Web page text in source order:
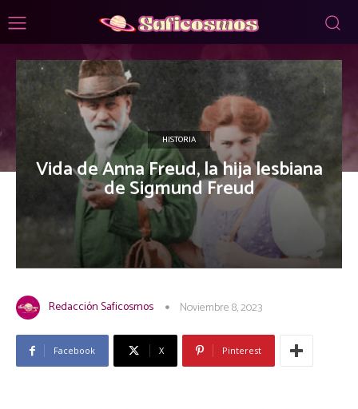
HISTORIA
Vida de Anna Freud, la hija lesbiana
de Sigmund Freud
Redacción Saficosmos Noviembre 8, 2023
Facebook X Pinterest